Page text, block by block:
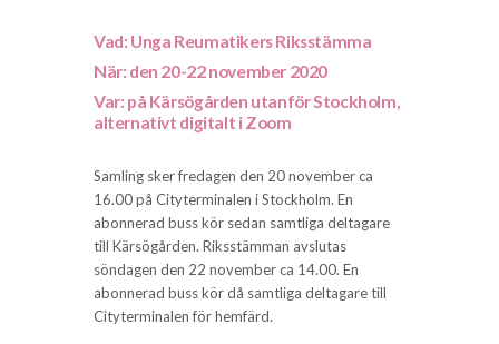
Vad: Unga Reumatikers Riksstämma
När: den 20-22 november 2020
Var: på Kärsögården utanför Stockholm,
alternativt digitalt i Zoom
Samling sker fredagen den 20 november ca
16.00 på Cityterminalen i Stockholm. En
abonnerad buss kör sedan samtliga deltagare
till Kärsögården. Riksstämman avslutas
söndagen den 22 november ca 14.00. En
abonnerad buss kör då samtliga deltagare till
Cityterminalen för hemfärd.